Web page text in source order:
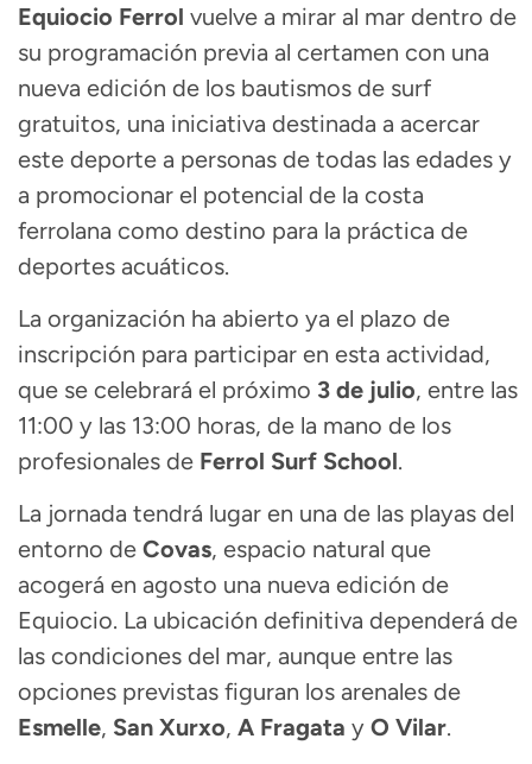
Equiocio Ferrol vuelve a mirar al mar dentro de
su programación previa al certamen con una
nueva edición de los bautismos de surf
gratuitos, una iniciativa destinada a acercar
este deporte a personas de todas las edades y
a promocionar el potencial de la costa
ferrolana como destino para la práctica de
deportes acuáticos.
La organización ha abierto ya el plazo de
inscripción para participar en esta actividad,
que se celebrará el próximo 3 de julio, entre las
11:00 y las 13:00 horas, de la mano de los
profesionales de Ferrol Surf School.
La jornada tendrá lugar en una de las playas del
entorno de Covas, espacio natural que
acogerá en agosto una nueva edición de
Equiocio. La ubicación definitiva dependerá de
las condiciones del mar, aunque entre las
opciones previstas figuran los arenales de
Esmelle, San Xurxo, A Fragata y O Vilar.